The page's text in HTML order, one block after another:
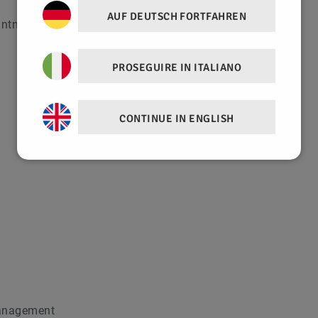
AUF DEUTSCH FORTFAHREN
PROSEGUIRE IN ITALIANO
CONTINUE IN ENGLISH